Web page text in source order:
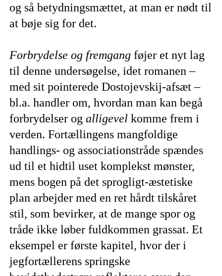
og så betydningsmættet, at man er nødt til
at bøje sig for det.
Forbrydelse og fremgang føjer et nyt lag
til denne undersøgelse, idet romanen –
med sit pointerede Dostojevskij-afsæt –
bl.a. handler om, hvordan man kan begå
forbrydelser og alligevel komme frem i
verden. Fortællingens mangfoldige
handlings- og associationstråde spændes
ud til et hidtil uset komplekst mønster,
mens bogen på det sprogligt-æstetiske
plan arbejder med en ret hårdt tilskåret
stil, som bevirker, at de mange spor og
tråde ikke løber fuldkommen grassat. Et
eksempel er første kapitel, hvor der i
jegfortællerens springske